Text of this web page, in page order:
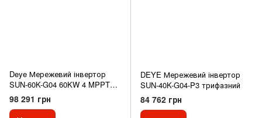
Deye Мережевий інвертор
SUN-60K-G04 60KW 4 MPPT
Wi-Fi 220/380V
98 291 грн
DEYE Мережевий інвертор
SUN-40K-G04-P3 трифазний
84 762 грн